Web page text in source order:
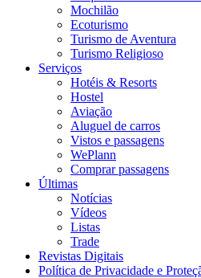
Mochilão
Ecoturismo
Turismo de Aventura
Turismo Religioso
Serviços
Hotéis & Resorts
Hostel
Aviação
Aluguel de carros
Vistos e passagens
WePlann
Comprar passagens
Últimas
Notícias
Vídeos
Listas
Trade
Revistas Digitais
Política de Privacidade e